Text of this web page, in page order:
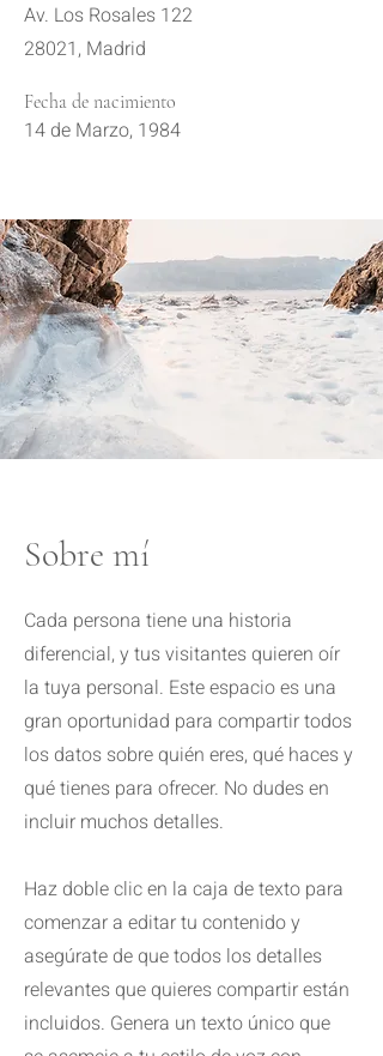
Av. Los Rosales 122
28021, Madrid
Fecha de nacimiento
14 de Marzo, 1984
Sobre mí
Cada persona tiene una historia
diferencial, y tus visitantes quieren oír
la tuya personal. Este espacio es una
gran oportunidad para compartir todos
los datos sobre quién eres, qué haces y
qué tienes para ofrecer. No dudes en
incluir muchos detalles.
Haz doble clic en la caja de texto para
comenzar a editar tu contenido y
asegúrate de que todos los detalles
relevantes que quieres compartir están
incluidos. Genera un texto único que